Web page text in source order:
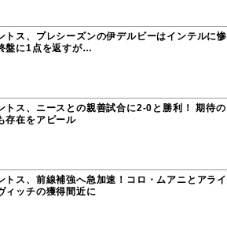
トス、プレシーズンの伊デルビーはインテルに惨
盤に1点を返すが…
トス、ニースとの親善試合に2-0と勝利！ 期待の
存在をアピール
トス、前線補強へ急加速！コロ・ムアニとアライ
ィッチの獲得間近に